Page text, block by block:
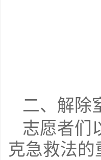
二、解除
志愿者们
克急救法